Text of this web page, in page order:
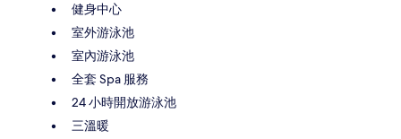
健身中心
室外游泳池
室內游泳池
全套 Spa 服務
24 小時開放游泳池
三溫暖